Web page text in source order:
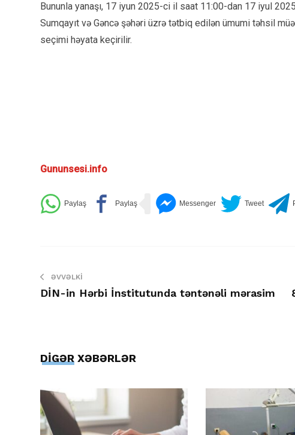
Bununla yanaşı, 17 iyun 2025-ci il saat 11:00-dan 17 iyul
Sumqayıt və Gəncə şəhəri üzrə tətbiq edilən ümumi təhsil
seçimi həyata keçirilir.
Gununsesi.info
ƏVVƏLKI
DİN-in Hərbi İnstitutunda təntənəli mərasim
DİGƏR XƏBƏRLƏR